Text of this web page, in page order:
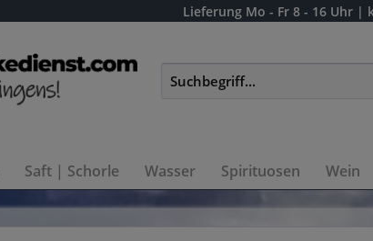
Lieferung Mo - Fr 8 - 16 Uhr |
Saft | Schorle Wasser Spirituosen Wein